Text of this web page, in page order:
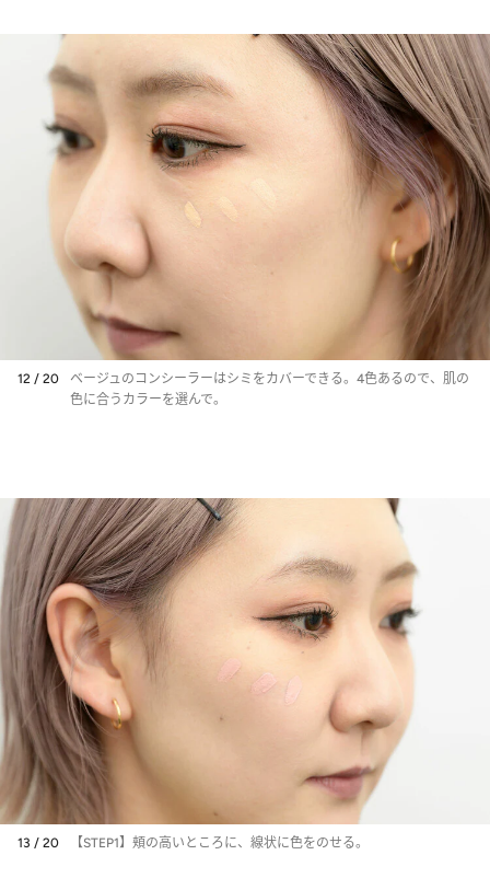
12 / 20
ベージュのコンシーラーはシミをカバーできる。4色あるので、肌の
色に合うカラーを選んで。
13 / 20 【STEP1】頬の高いところに、線状に色をのせる。